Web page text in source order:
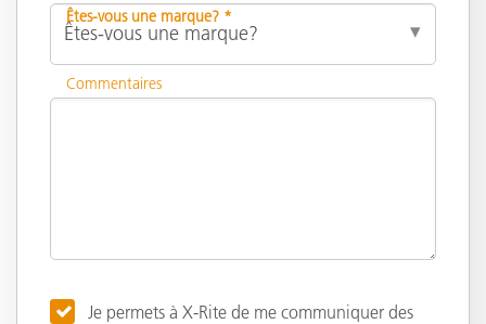
Êtes-vous une marque? *
Commentaires
Je permets à X-Rite de me communiquer des